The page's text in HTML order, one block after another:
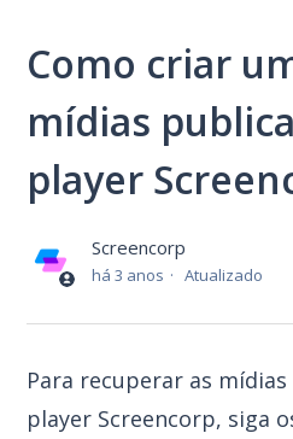
Como criar
mídias
player
Screencorp
há 3 anos Atualizado
Para recuperar as
player Screencorp, siga